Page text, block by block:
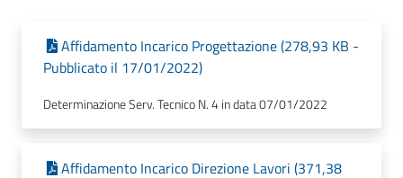
Affidamento Incarico Progettazione (278,93 KB -
Pubblicato il 17/01/2022)
Determinazione Serv. Tecnico N. 4 in data 07/01/2022
Affidamento Incarico Direzione Lavori (371,38